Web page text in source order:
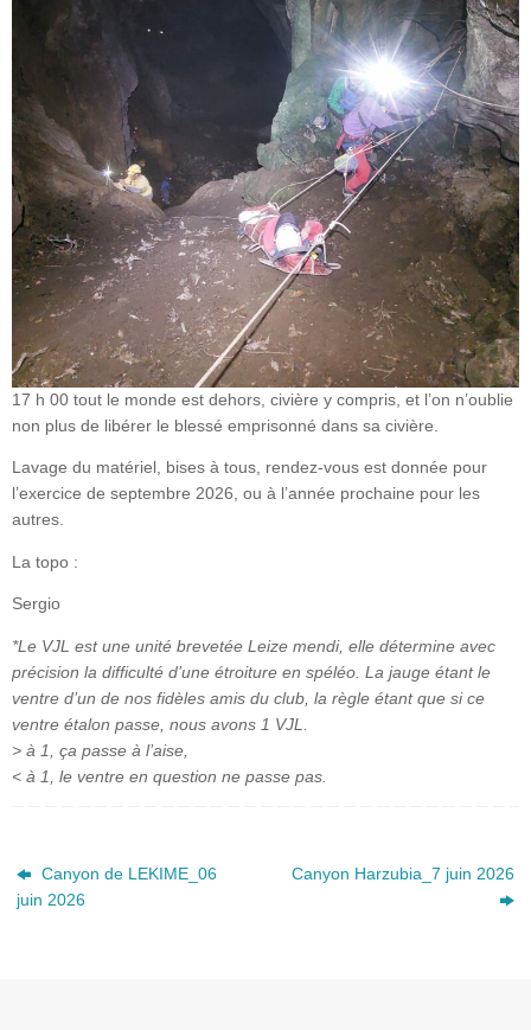
17 h 00 tout le monde est dehors, civière y compris, et l’on n’oublie
non plus de libérer le blessé emprisonné dans sa civière.
Lavage du matériel, bises à tous, rendez-vous est donnée pour
l’exercice de septembre 2026, ou à l’année prochaine pour les
autres.
La topo :
Sergio
*Le VJL est une unité brevetée Leize mendi, elle détermine avec
précision la difficulté d’une étroiture en spéléo. La jauge étant le
ventre d’un de nos fidèles amis du club, la règle étant que si ce
ventre étalon passe, nous avons 1 VJL.
> à 1, ça passe à l’aise,
< à 1, le ventre en question ne passe pas.
Canyon de LEKIME_06
juin 2026
Canyon Harzubia_7 juin 2026